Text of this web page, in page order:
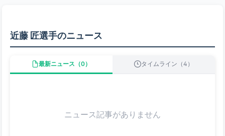
近藤 匠選手のニュース
最新ニュース（0） タイムライン（4）
ニュース記事がありません